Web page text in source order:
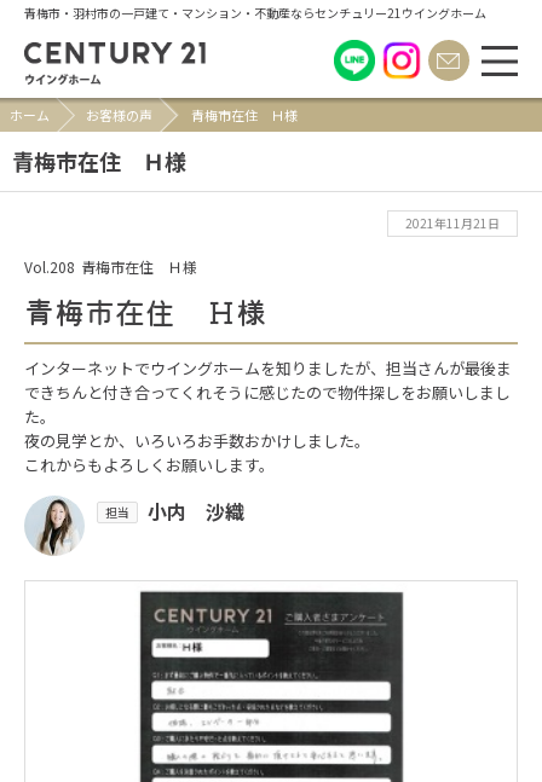
青梅市・羽村市の一戸建て・マンション・不動産ならセンチュリー21ウイングホーム
ホーム お客様の声 青梅市在住 Ｈ様
青梅市在住 Ｈ様
2021年11月21日
Vol.208 青梅市在住 Ｈ様
青梅市在住 Ｈ様
インターネットでウイングホームを知りましたが、担当さんが最後ま
できちんと付き合ってくれそうに感じたので物件探しをお願いしまし
た。
夜の見学とか、いろいろお手数おかけしました。
これからもよろしくお願いします。
担当 小内 沙織